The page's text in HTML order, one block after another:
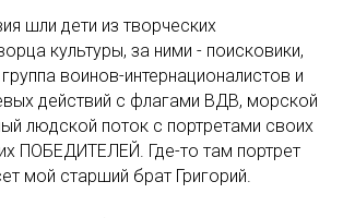
шли дети из творческих
культуры, за ними - поисковики,
воинов-интернационалистов и
действий с флагами ВДВ, морской
людской поток с портретами своих
ПОБЕДИТЕЛЕЙ. Где-то там портрет
мой старший брат Григорий.